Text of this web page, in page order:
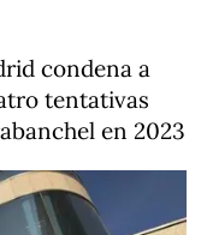
condena a
tentativas
en 2023